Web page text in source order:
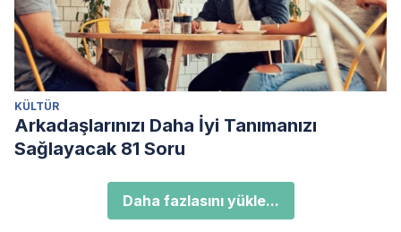
KÜLTÜR
Arkadaşlarınızı Daha İyi Tanımanızı
Sağlayacak 81 Soru
Daha fazlasını yükle...